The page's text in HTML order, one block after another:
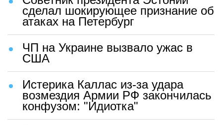
сделал шокирующее признание об
атаках на Петербург
ЧП на Украине вызвало ужас в
США
Истерика Каллас из-за удара
возмездия Армии РФ закончилась
конфузом: "Идиотка"